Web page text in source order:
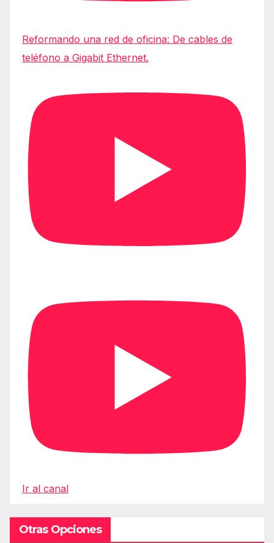
Reformando una red de oficina: De cables de
teléfono a Gigabit Ethernet.
Ir al canal
Otras Opciones